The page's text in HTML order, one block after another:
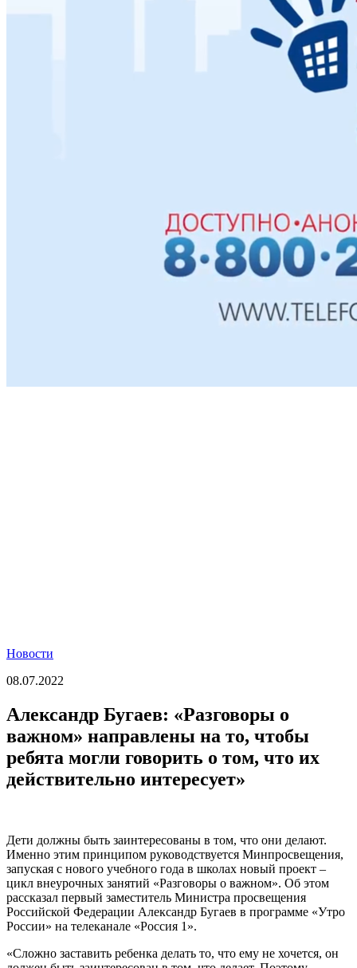
Новости
08.07.2022
Александр Бугаев: «Разговоры о
важном» направлены на то, чтобы
ребята могли говорить о том, что их
действительно интересует»
Дети должны быть заинтересованы в том, что они делают.
Именно этим принципом руководствуется Минпросвещения,
запуская с нового учебного года в школах новый проект –
цикл внеурочных занятий «Разговоры о важном». Об этом
рассказал первый заместитель Министра просвещения
Российской Федерации Александр Бугаев в программе «Утро
России» на телеканале «Россия 1».
«Сложно заставить ребенка делать то, что ему не хочется, он